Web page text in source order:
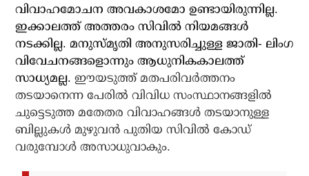
വിവാഹമോചന അവകാശമോ ഉണ്ടായിരുന്നില്ല.
ഇക്കാലത്ത് അത്തരം സിവില്‍ നിയമങ്ങള്‍
നടക്കില്ല. മനുസ്മൃതി അനുസരിച്ചുള്ള ജാതി- ലിംഗ
വിവേചനങ്ങളൊന്നും ആധുനികകാലത്ത്
സാധ്യമല്ല. ഈയടുത്ത് മതപരിവര്‍ത്തനം
തടയാനെന്ന പേരില്‍ വിവിധ സംസ്ഥാനങ്ങളില്‍
ചുട്ടെടുത്ത മതേതര വിവാഹങ്ങള്‍ തടയാനുള്ള
ബില്ലുകള്‍ മുഴുവന്‍ പുതിയ സിവില്‍ കോഡ്
വരുമ്പോള്‍ അസാധുവാകും.